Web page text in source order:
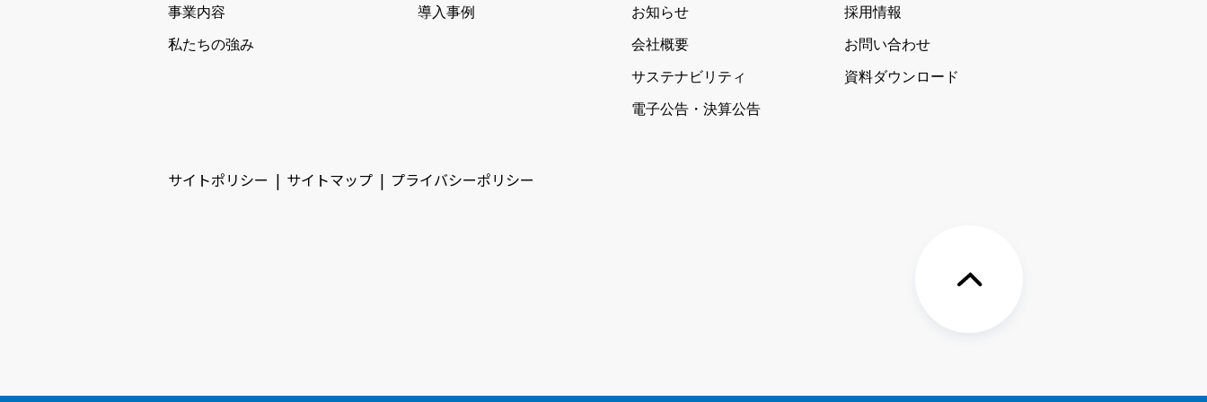
事業内容
私たちの強み
導入事例 お知らせ
会社概要
サステナビリティ
電子公告・決算公告
採用情報
お問い合わせ
資料ダウンロード
サイトポリシー サイトマップ プライバシーポリシー